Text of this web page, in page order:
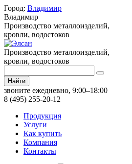
Город: Владимир
Владимир
Производство металлоизделий,
кровли, водостоков
Производство металлоизделий,
кровли, водостоков
Найти
звоните ежедневно, 9:00–18:00
8 (495) 255-20-12
Продукция
Услуги
Как купить
Компания
Контакты